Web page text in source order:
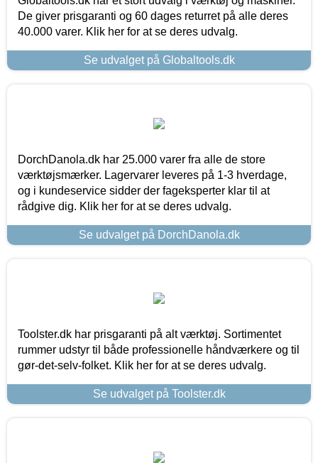
De giver prisgaranti og 60 dages returret på alle deres
40.000 varer. Klik her for at se deres udvalg.
Se udvalget på Globaltools.dk
DorchDanola.dk har 25.000 varer fra alle de store
værktøjsmærker. Lagervarer leveres på 1-3 hverdage,
og i kundeservice sidder der fageksperter klar til at
rådgive dig. Klik her for at se deres udvalg.
Se udvalget på DorchDanola.dk
Toolster.dk har prisgaranti på alt værktøj. Sortimentet
rummer udstyr til både professionelle håndværkere og til
gør-det-selv-folket. Klik her for at se deres udvalg.
Se udvalget på Toolster.dk